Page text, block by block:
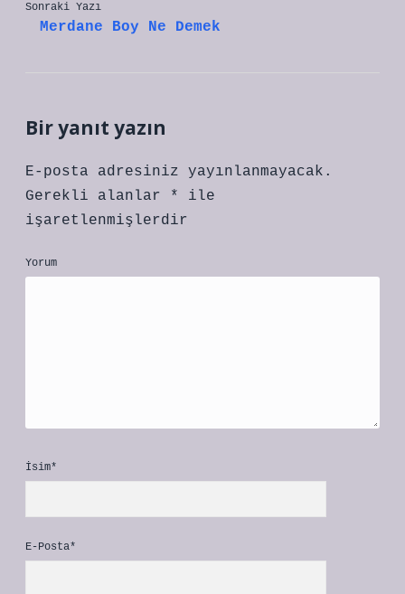
Sonraki Yazı
Merdane Boy Ne Demek
Bir yanıt yazın
E-posta adresiniz yayınlanmayacak.
Gerekli alanlar
*
ile
işaretlenmişlerdir
Yorum
İsim*
E-Posta*